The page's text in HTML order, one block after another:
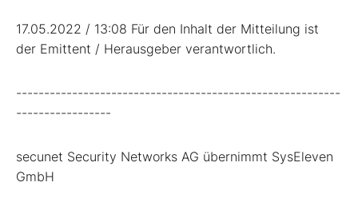
17.05.2022 / 13:08 Für den Inhalt der Mitteilung ist
der Emittent / Herausgeber verantwortlich.
----------------------------------------------------------
-----------------
secunet Security Networks AG übernimmt SysEleven
GmbH